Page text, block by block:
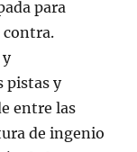
para
contra.
y
pistas y
entre las
de ingenio